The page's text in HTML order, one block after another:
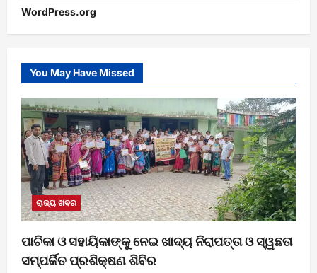
WordPress.org
You May Have Missed
ରାଜ୍ୟ ଖବର
ପାଚିକା ଓ ସହାୟିକାଙ୍କୁ ନେଇ ଖାଦ୍ୟ ନିରାପତ୍ତା ଓ ସ୍ୱଛତା
ସମ୍ପର୍କିତ ପ୍ରଶିକ୍ଷଣ ଶିବିର